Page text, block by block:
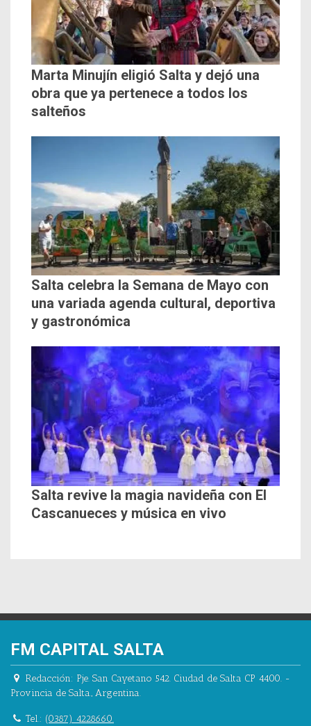
Marta Minujín eligió Salta y dejó una
obra que ya pertenece a todos los
salteños
Salta celebra la Semana de Mayo con
una variada agenda cultural, deportiva
y gastronómica
Salta revive la magia navideña con El
Cascanueces y música en vivo
FM CAPITAL SALTA
Redacción: Pje. San Cayetano 542. Ciudad de Salta CP 4400. -
Provincia de Salta., Argentina.
Tel.: (0387) 4228660.